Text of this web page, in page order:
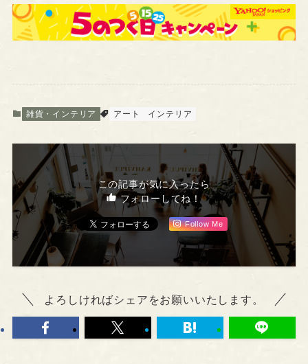
雑貨・インテリア アート インテリア
この記事が気に入ったら
フォローしてね！
Follow Me
よろしければシェアをお願いいたします。